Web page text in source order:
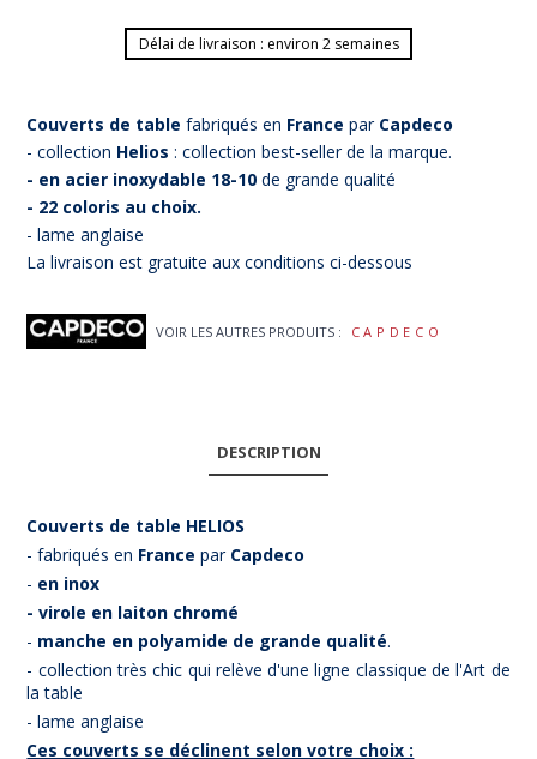
Délai de livraison : environ 2 semaines
Couverts de table fabriqués en France par Capdeco
- collection Helios : collection best-seller de la marque.
- en acier inoxydable 18-10 de grande qualité
- 22 coloris au choix.
- lame anglaise
La livraison est gratuite aux conditions ci-dessous
VOIR LES AUTRES PRODUITS : CAPDECO
DESCRIPTION
Couverts de table HELIOS
- fabriqués en France par Capdeco
- en inox
- virole en laiton chromé
- manche en polyamide de grande qualité.
- collection très chic qui relève d'une ligne classique de l'Art de
la table
- lame anglaise
Ces couverts se déclinent selon votre choix :